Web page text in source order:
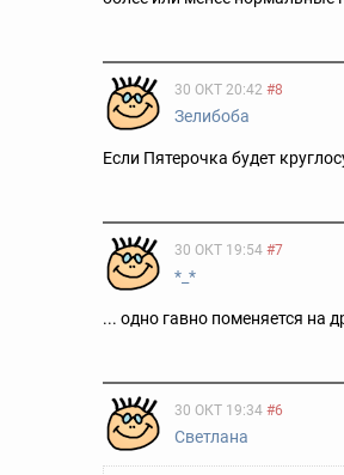
30 ОКТ 20:42 #8
Зелибоба
Если Пятерочка будет
30 ОКТ 19:54 #7
*_*
... одно гавно поменяется на
30 ОКТ 19:34 #6
Свeтлaна